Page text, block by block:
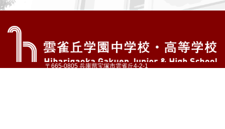
〒665-0805 兵庫県宝塚市雲雀丘4-2-1